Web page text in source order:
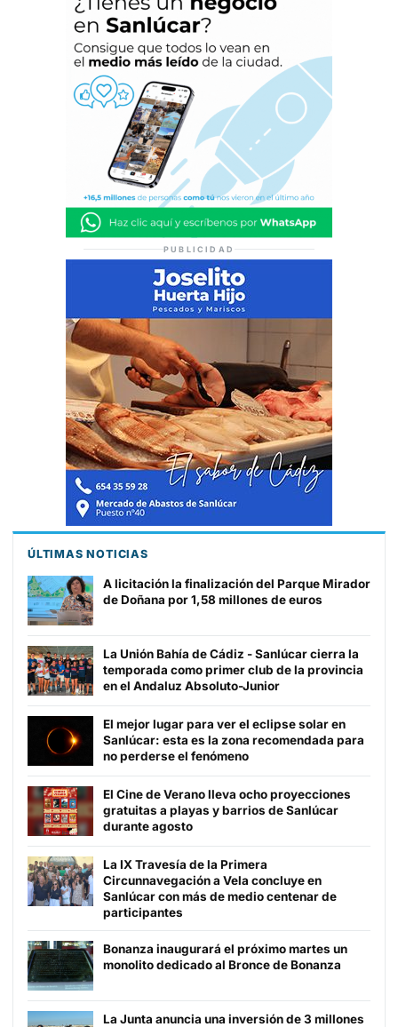
PUBLICIDAD
ÚLTIMAS NOTICIAS
A licitación la finalización del Parque Mirador
de Doñana por 1,58 millones de euros
La Unión Bahía de Cádiz - Sanlúcar cierra la
temporada como primer club de la provincia
en el Andaluz Absoluto-Junior
El mejor lugar para ver el eclipse solar en
Sanlúcar: esta es la zona recomendada para
no perderse el fenómeno
El Cine de Verano lleva ocho proyecciones
gratuitas a playas y barrios de Sanlúcar
durante agosto
La IX Travesía de la Primera
Circunnavegación a Vela concluye en
Sanlúcar con más de medio centenar de
participantes
Bonanza inaugurará el próximo martes un
monolito dedicado al Bronce de Bonanza
La Junta anuncia una inversión de 3 millones